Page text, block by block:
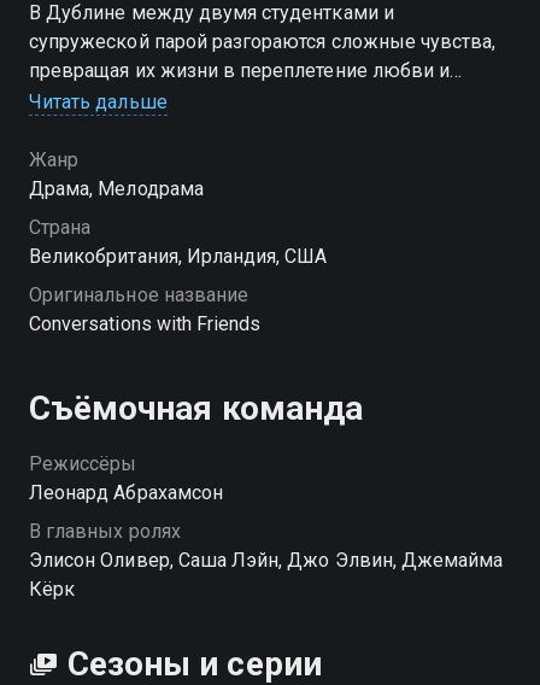
В Дублине между двумя студентками и
супружеской парой разгораются сложные чувства,
превращая их жизни в переплетение любви и
предательства
Посмотреть онлайн 1 сезон сериала Разговоры с
друзьями вы можете совершенно бесплатно в
хорошем HD качестве на Смотрёшке
Читать дальше
Жанр
Драма, Мелодрама
Страна
Великобритания, Ирландия, США
Оригинальное название
Conversations with Friends
Съёмочная команда
Режиссёры
Леонард Абрахамсон
В главных ролях
Элисон Оливер, Саша Лэйн, Джо Элвин, Джемайма
Кёрк
Сезоны и серии